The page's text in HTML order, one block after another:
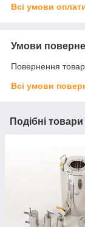
Всі умови
Умови
Повернення
Всі умови
Подібні товари